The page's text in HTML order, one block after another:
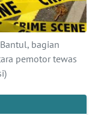
bagian
pemotor tewas